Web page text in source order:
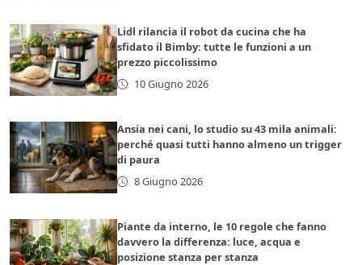
Lidl rilancia il robot da cucina che ha
sfidato il Bimby: tutte le funzioni a un
prezzo piccolissimo
10 Giugno 2026
Ansia nei cani, lo studio su 43 mila animali:
perché quasi tutti hanno almeno un trigger
di paura
8 Giugno 2026
Piante da interno, le 10 regole che fanno
davvero la differenza: luce, acqua e
posizione stanza per stanza